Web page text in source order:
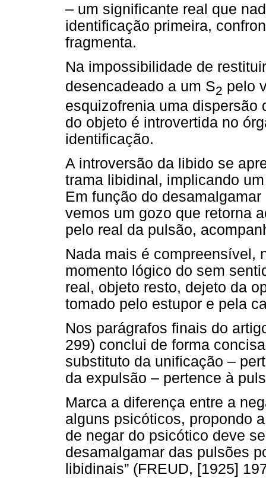
– um significante real que
identificação primeira,
fragmenta.
Na impossibilidade de
desencadeado a um S2 pelo
esquizofrenia uma dispersão
do objeto é introvertida no
identificação.
A introversão da libido se
trama libidinal, implicando
Em função do
vemos um gozo que retorna
pelo real da pulsão,
Nada mais é compreensível,
momento lógico do sem
real, objeto resto, dejeto da
tomado pelo estupor e pela
Nos parágrafos finais do
299) conclui de forma
substituto da unificação –
da expulsão – pertence à
Marca a diferença entre a
alguns psicóticos, propondo
de negar do psicótico deve
desamalgamar das pulsões
libidinais” (FREUD, [1925]